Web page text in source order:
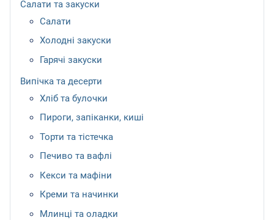
Салати та закуски
Салати
Холодні закуски
Гарячі закуски
Випічка та десерти
Хліб та булочки
Пироги, запіканки, киші
Торти та тістечка
Печиво та вафлі
Кекси та мафіни
Креми та начинки
Млинці та оладки